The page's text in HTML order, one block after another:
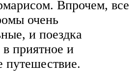
Впрочем, все
очень
и поездка
приятное и
путешествие.